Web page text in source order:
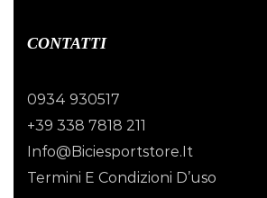
CONTATTI
0934 930517
+39 338 7818 211
Info@biciesportstore.it
Termini E Condizioni D’uso